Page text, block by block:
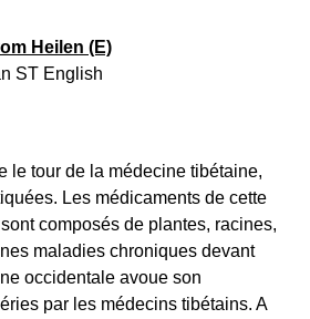
Heilen (E)
ST English
le tour de la médecine tibétaine,
Les médicaments de cette
composés de plantes, racines,
maladies chroniques devant
occidentale avoue son
par les médecins tibétains. A